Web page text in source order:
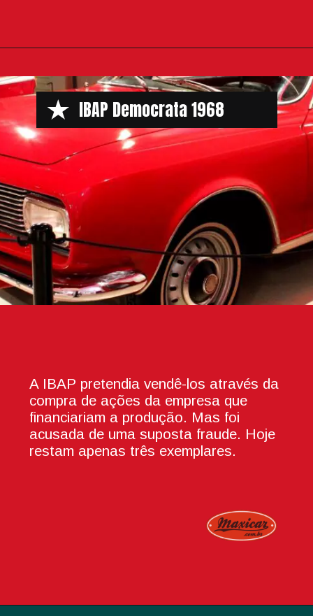
A IBAP pretendia vendê-los através da
compra de ações da empresa que
financiariam a produção. Mas foi
acusada de uma suposta fraude. Hoje
restam apenas três exemplares.
IBAP Democrata 1968